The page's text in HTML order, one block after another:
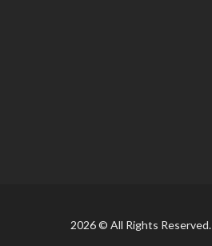
2026 © All Rights Reserved.